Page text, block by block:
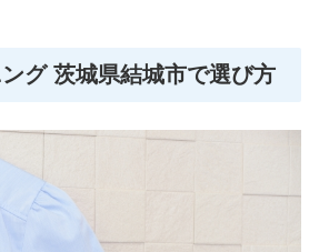
グ 茨城県結城市で選び方